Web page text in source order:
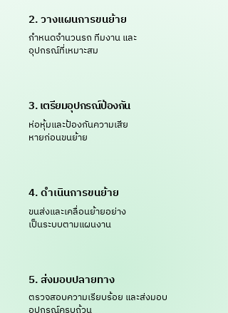
2. วางแผนการขนย้าย
กำหนดจำนวนรถ ทีมงาน และ
อุปกรณ์ที่เหมาะสม
3. เตรียมอุปกรณ์ป้องกัน
ห่อหุ้มและป้องกันความเสีย
หายก่อนขนย้าย
4. ดำเนินการขนย้าย
ขนส่งและเคลื่อนย้ายอย่าง
เป็นระบบตามแผนงาน
5. ส่งมอบปลายทาง
ตรวจสอบความเรียบร้อย และส่งมอบ